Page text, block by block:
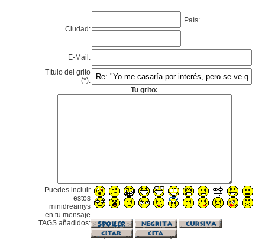
Ciudad:
País:
E-Mail:
Título del grito
(*):
Tu grito:
Puedes incluir
estos
minidreamys
en tu mensaje
TAGS añadidos: